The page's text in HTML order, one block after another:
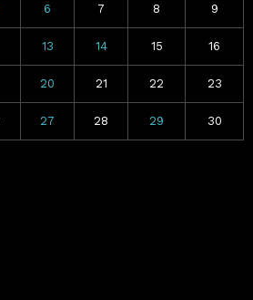
6 7 8 9
13 14 15 16
20 21 22 23
27 28 29 30